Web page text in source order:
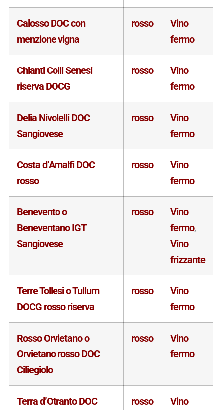
Calosso DOC con
menzione vigna
rosso
Vino
fermo
Chianti Colli Senesi
riserva DOCG
rosso
Vino
fermo
Delia Nivolelli DOC
Sangiovese
rosso
Vino
fermo
Costa d’Amalfi DOC
rosso
rosso
Vino
fermo
Benevento o
Beneventano IGT
Sangiovese
rosso
Vino
fermo,
Vino
frizzante
Terre Tollesi o Tullum
DOCG rosso riserva
rosso
Vino
fermo
Rosso Orvietano o
Orvietano rosso DOC
Ciliegiolo
rosso
Vino
fermo
Terra d’Otranto DOC
rosso
Vino